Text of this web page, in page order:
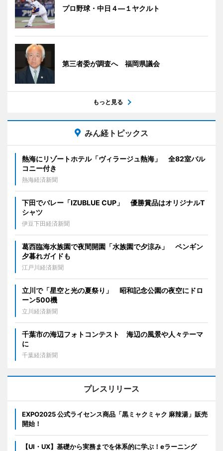
プロ野球・中日４―１ヤクルト
第三者委が調査へ 福岡県議会
もっと見る
みん経トピックス
熱海にリゾートホテル「ヴィラージュ熱海」 全82室バル
コニー付き
熱海経済新聞
下田でバレー「IZUBLUE CUP」 優勝賞品はオリジナルT
シャツ
伊豆下田経済新聞
葛西臨海水族園で夜間開園「水族園で夕涼み」 ペンギン
夕暮れガイドも
江戸川経済新聞
立川で「星空と光の夏祭り」 昭和記念公園の夜空にドロ
ーン500機
立川経済新聞
千葉市の海辺フォトコンテスト 海辺の風景や人々テーマ
に
千葉経済新聞
プレスリリース
EXPO2025 公式ライセンス商品「黒ミャクミャク 麻辣湯」販売
開始！
【UI・UX】基礎から実務までを体系的に学ぶ！eラーニング